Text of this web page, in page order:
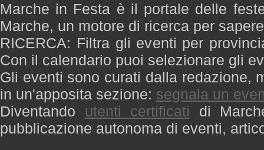
Marche in Festa è il portale delle
Marche, un motore di ricerca per
RICERCA: Filtra gli eventi per
Con il calendario puoi selezionare gli
Gli eventi sono curati dalla redazione,
in un'apposita sezione: segnala un
Diventando utenti certificati di
pubblicazione autonoma di eventi,